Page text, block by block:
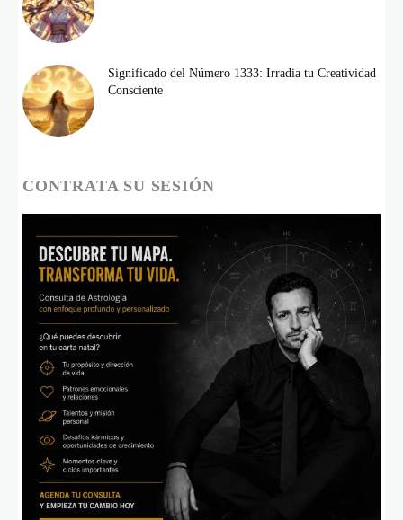
Significado del Número 1333: Irradia tu Creatividad
Consciente
CONTRATA SU SESIÓN